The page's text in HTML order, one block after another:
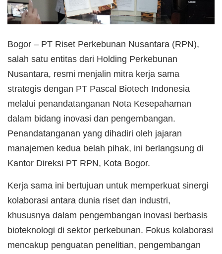
Bogor – PT Riset Perkebunan Nusantara (RPN),
salah satu entitas dari Holding Perkebunan
Nusantara, resmi menjalin mitra kerja sama
strategis dengan PT Pascal Biotech Indonesia
melalui penandatanganan Nota Kesepahaman
dalam bidang inovasi dan pengembangan.
Penandatanganan yang dihadiri oleh jajaran
manajemen kedua belah pihak, ini berlangsung di
Kantor Direksi PT RPN, Kota Bogor.
Kerja sama ini bertujuan untuk memperkuat sinergi
kolaborasi antara dunia riset dan industri,
khususnya dalam pengembangan inovasi berbasis
bioteknologi di sektor perkebunan. Fokus kolaborasi
mencakup penguatan penelitian, pengembangan